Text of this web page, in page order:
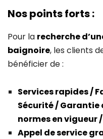
Nos points forts :
Pour la recherche
baignoire, les clients
bénéficier de :
Services rapides /
Sécurité / Garantie
normes en
Appel de service